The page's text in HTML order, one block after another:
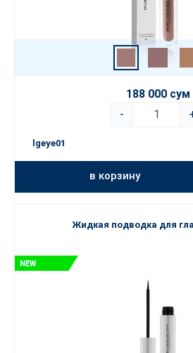
188 000 сум
-
lgeye01
в корзину
Жидкая подводка для